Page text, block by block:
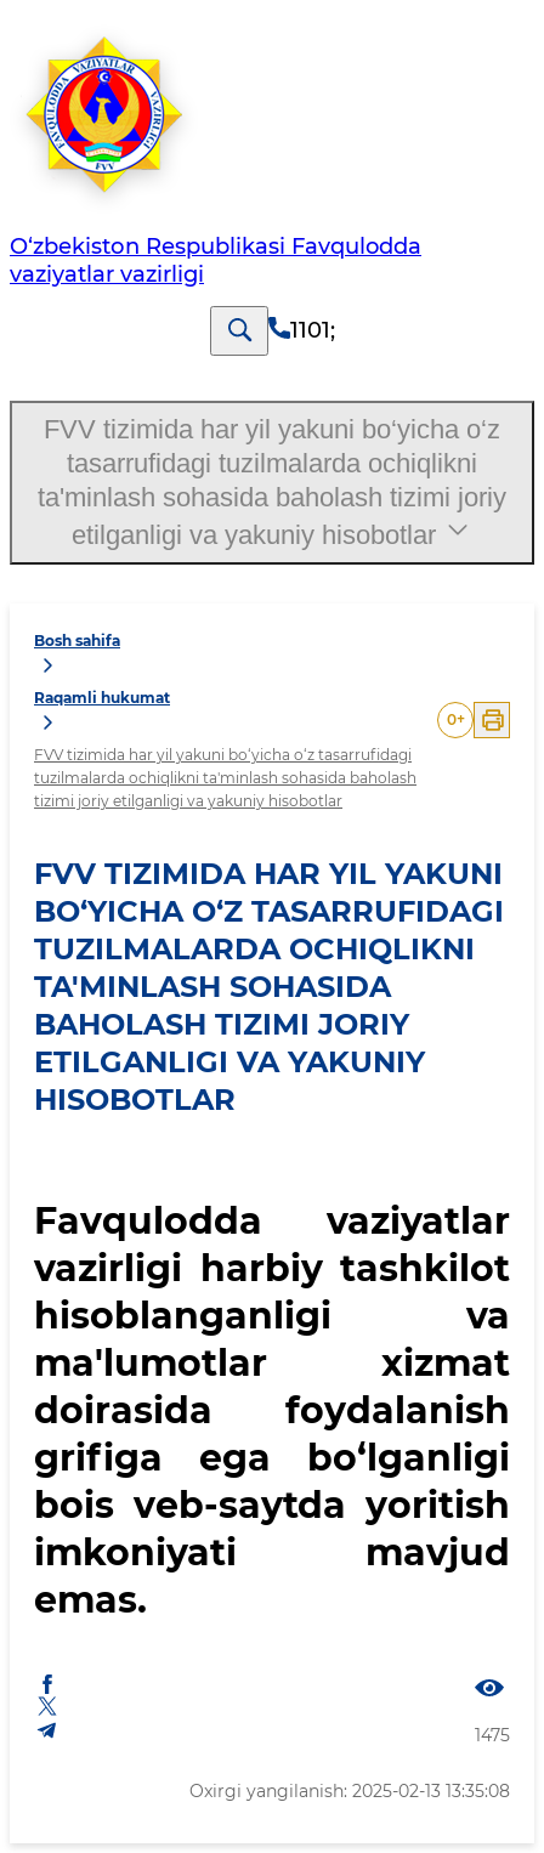
O‘zbеkistоn Rеspublikаsi Favqulodda
vaziyatlar vazirligi
1101;
Bosh sahifa
Raqamli hukumat
FVV tizimida har yil yakuni bo‘yicha o‘z tasarrufidagi
tuzilmalarda ochiqlikni ta'minlash sohasida baholash
tizimi joriy etilganligi va yakuniy hisobotlar
0+
FVV TIZIMIDA HAR YIL YAKUNI
BO‘YICHA O‘Z TASARRUFIDAGI
TUZILMALARDA OCHIQLIKNI
TA'MINLASH SOHASIDA
BAHOLASH TIZIMI JORIY
ETILGANLIGI VA YAKUNIY
HISOBOTLAR
Favqulodda vaziyatlar
vazirligi harbiy tashkilot
hisoblanganligi va
ma'lumotlar xizmat
doirasida foydalanish
grifiga ega bo‘lganligi
bois veb-saytda yoritish
imkoniyati mavjud
emas.
1475
Oxirgi yangilanish: 2025-02-13 13:35:08
FVV tizimida har yil yakuni bo‘yicha o‘z
tasarrufidagi tuzilmalarda ochiqlikni
ta'minlash sohasida baholash tizimi joriy
etilganligi va yakuniy hisobotlar